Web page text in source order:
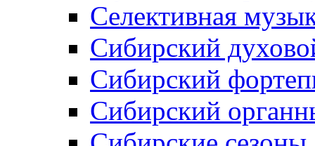
Селективная
Сибирский
Сибирский
Сибирский